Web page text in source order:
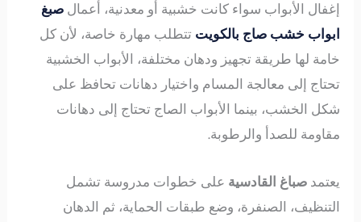
إغفال الأبواب سواء كانت خشبية أو معدنية، أعمالصبغ
ابواب خشب صاج بالكويت تتطلب مهارة خاصة، لأن كل
خامة لها طريقة تجهيز ودهان مختلفة، الأبواب الخشبية
تحتاج إلى معالجة المسام واختيار دهانات تحافظ على
شكل الخشب، بينما الأبواب الصاج تحتاج إلى دهانات
مقاومة للصدأ والرطوبة.
يعتمدصباغ القادسية على خطوات مدروسة تشمل
التنظيف، الصنفرة، وضع طبقات الحماية، ثم الدهان